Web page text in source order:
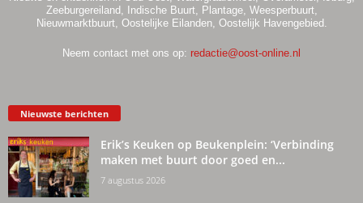
Zeeburgereiland, Indische Buurt, Plantage, Weesperbuurt,
Nieuwmarktbuurt, Oostelijke Eilanden, Oostelijk Havengebied.
Neem contact met ons op: redactie@oost-online.nl
Nieuwste berichten
Erik’s Keuken op Beukenplein: ‘Verbinding
maken met buurt door goed en...
7 augustus 2026